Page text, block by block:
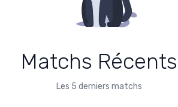
Matchs Récents
Les 5 derniers matchs